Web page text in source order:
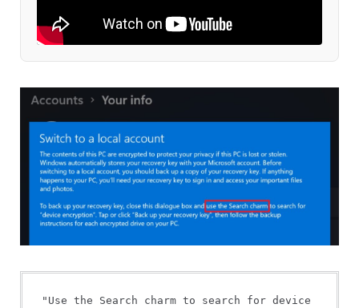
"Use the Search charm to search for device